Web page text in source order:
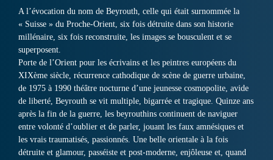
A l’évocation du nom de Beyrouth, celle qui était surnommée la
« Suisse » du Proche-Orient, six fois détruite dans son historie
millénaire, six fois reconstruite, les images se bousculent et se
superposent.
Porte de l’Orient pour les écrivains et les peintres européens du
XIXème siècle, récurrence cathodique de scène de guerre urbaine,
de 1975 à 1990 théâtre nocturne d’une jeunesse cosmopolite, avide
de liberté, Beyrouth se vit multiple, bigarrée et tragique. Quinze ans
après la fin de la guerre, les beyrouthins continuent de naviguer
entre volonté d’oublier et de parler, jouant les faux amnésiques et
les vrais traumatisés, passionnés. Une belle orientale à la fois
détruite et glamour, passéiste et post-moderne, enjôleuse et, quand